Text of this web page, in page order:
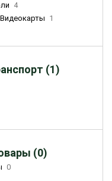
4
Видеокарты 1
(1)
(0)
0